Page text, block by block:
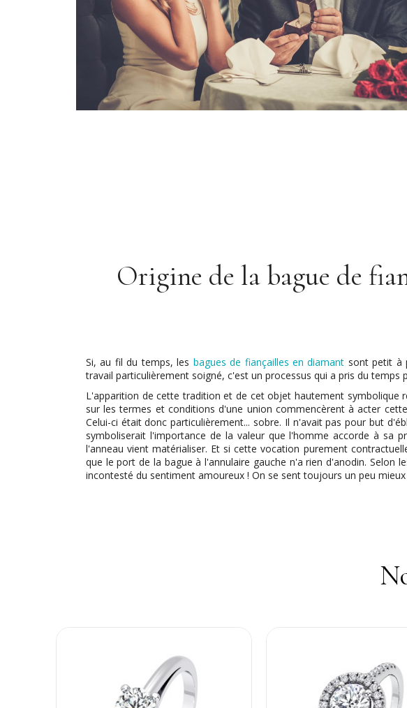
Origine de la bague de
Si, au fil du temps, les bagues de fiançailles en diamant sont petit à
travail particulièrement soigné, c'est un processus qui a pris du
L'apparition de cette tradition et de cet objet hautement symbolique
sur les termes et conditions d'une union commencèrent à acter
Celui-ci était donc particulièrement... sobre. Il n'avait pas pour but
symboliserait l'importance de la valeur que l'homme accorde à sa
l'anneau vient matérialiser. Et si cette vocation purement
que le port de la bague à l'annulaire gauche n'a rien d'anodin.
incontesté du sentiment amoureux ! On se sent toujours un peu